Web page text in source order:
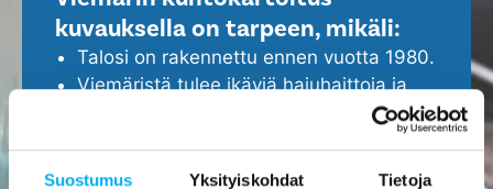
Suostumus Yksityiskohdat Tietoja
kuvauksella on tarpeen, mikäli:
Talosi on rakennettu ennen vuotta 1980.
Viemäristä tulee ikäviä hajuhaittoja ja